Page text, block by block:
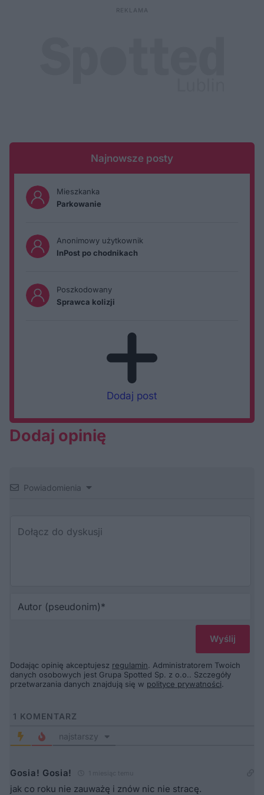
Najnowsze posty
Mieszkanka
Parkowanie
Anonimowy użytkownik
InPost po chodnikach
Poszkodowany
Sprawca kolizji
Dodaj post
Dodaj opinię
Powiadomienia
Dodając opinię akceptujesz regulamin. Administratorem Twoich
danych osobowych jest Grupa Spotted Sp. z o.o.. Szczegóły
przetwarzania danych znajdują się w polityce prywatności.
1 KOMENTARZ
najstarszy
Gosia! Gosia!
jak co roku nie zauważę i znów nic nie stracę.